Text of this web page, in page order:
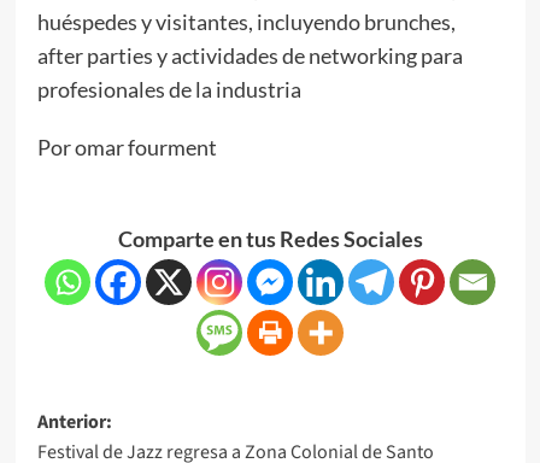
huéspedes y visitantes, incluyendo brunches,
after parties y actividades de networking para
profesionales de la industria
Por omar fourment
Comparte en tus Redes Sociales
Anterior:
Festival de Jazz regresa a Zona Colonial de Santo